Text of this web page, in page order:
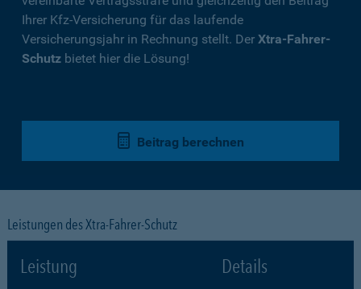
Ihrer Kfz-Versicherung für das laufende
Versicherungsjahr in Rechnung stellt. Der Xtra-Fahrer-
Schutz bietet hier die Lösung!
Beitrag berechnen
Leistungen des Xtra-Fahrer-Schutz
Leistung Details